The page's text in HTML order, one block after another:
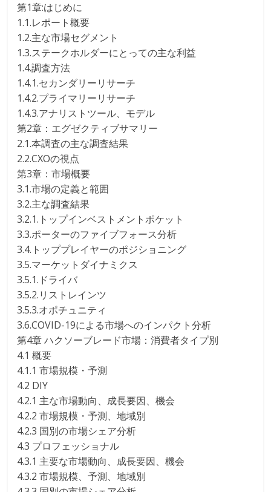
第1章:はじめに
1.1.レポート概要
1.2.主な市場セグメント
1.3.ステークホルダーにとっての主な利益
1.4.調査方法
1.4.1.セカンダリーリサーチ
1.4.2.プライマリーリサーチ
1.4.3.アナリストツール、モデル
第2章：エグゼクティブサマリー
2.1.本調査の主な調査結果
2.2.CXOの視点
第3章：市場概要
3.1.市場の定義と範囲
3.2.主な調査結果
3.2.1.トップインベストメントポケット
3.3.ポーターのファイブフォース分析
3.4.トッププレイヤーのポジショニング
3.5.マーケットダイナミクス
3.5.1.ドライバ
3.5.2.リストレインツ
3.5.3.オポチュニティ
3.6.COVID-19による市場へのインパクト分析
第4章 ハクソーブレード市場：消費者タイプ別
4.1 概要
4.1.1 市場規模・予測
4.2 DIY
4.2.1 主な市場動向、成長要因、機会
4.2.2 市場規模・予測、地域別
4.2.3 国別の市場シェア分析
4.3 プロフェッショナル
4.3.1 主要な市場動向、成長要因、機会
4.3.2 市場規模、予測、地域別